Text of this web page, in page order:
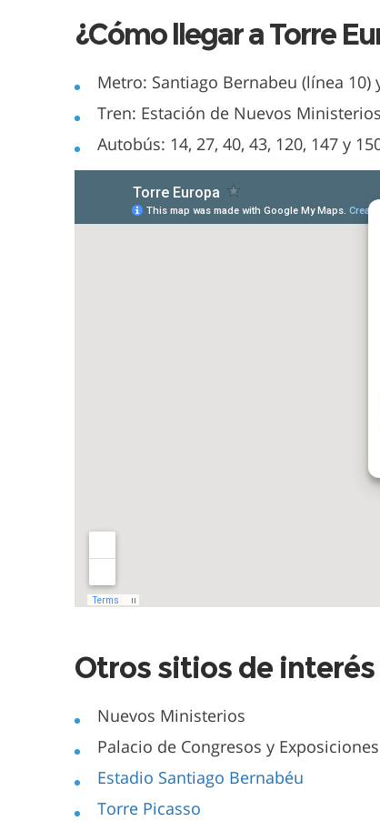
¿Cómo llegar a Torre
Metro: Santiago Bernabeu (línea
Tren: Estación de Nuevos
Autobús: 14, 27, 40, 43, 120, 147 y
Otros sitios de
Nuevos Ministerios
Palacio de Congresos y Exposiciones
Estadio Santiago Bernabéu
Torre Picasso